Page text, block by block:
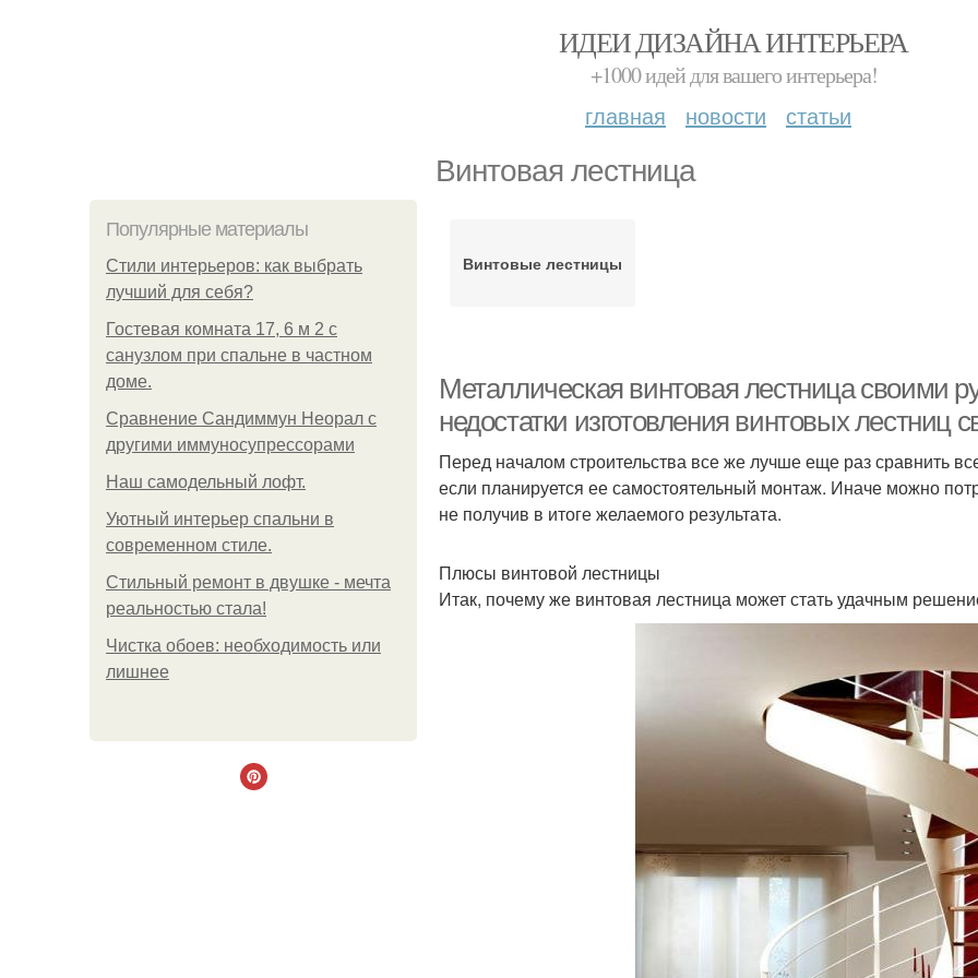
ИДЕИ ДИЗАЙНА ИНТЕРЬЕРА
+1000 идей для вашего интерьера!
главная новости статьи
Винтовая лестница
Популярные материалы
Стили интерьеров: как выбрать
лучший для себя?
Гостевая комната 17, 6 м 2 с
санузлом при спальне в частном
доме.
Сравнение Сандиммун Неорал с
другими иммуносупрессорами
Наш самодельный лофт.
Уютный интерьер спальни в
современном стиле.
Стильный ремонт в двушке - мечта
реальностью стала!
Чистка обоев: необходимость или
лишнее
Винтовые лестницы
Металлическая винтовая лестница своими
недостатки изготовления винтовых лестниц
Перед началом строительства все же лучше еще раз сравнить
если планируется ее самостоятельный монтаж. Иначе можно
не получив в итоге желаемого результата.
Плюсы винтовой лестницы
Итак, почему же винтовая лестница может стать удачным